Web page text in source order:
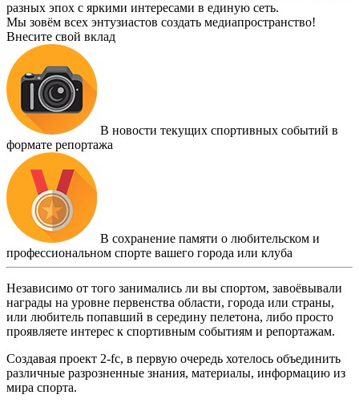
разных эпох с яркими интересами в единую сеть.
Мы зовём всех энтузиастов создать медиапространство!
Внесите свой вклад
В новости текущих спортивных событий в
формате репортажа
В сохранение памяти о любительском и
профессиональном спорте вашего города или клуба
Независимо от того занимались ли вы спортом, завоёвывали
награды на уровне первенства области, города или страны,
или любитель попавший в середину пелетона, либо просто
проявляете интерес к спортивным событиям и репортажам.
Создавая проект 2-fc, в первую очередь хотелось объединить
различные разрозненные знания, материалы, информацию из
мира спорта.